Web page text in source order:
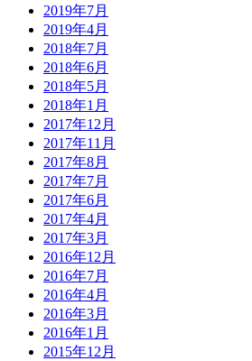
2019年7月
2019年4月
2018年7月
2018年6月
2018年5月
2018年1月
2017年12月
2017年11月
2017年8月
2017年7月
2017年6月
2017年4月
2017年3月
2016年12月
2016年7月
2016年4月
2016年3月
2016年1月
2015年12月